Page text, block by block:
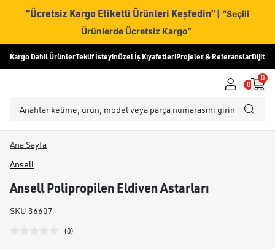
“Ücretsiz Kargo Etiketli Ürünleri Keşfedin” | “Seçili
Ürünlerde Ücretsiz Kargo”
Kargo Dahil ÜrünlerTeklif İsteyinÖzel İş KıyafetleriProjeler & ReferanslarDijital
0
0
Ana Sayfa
Ansell
Ansell Polipropilen Eldiven Astarları
SKU 36607
(0)